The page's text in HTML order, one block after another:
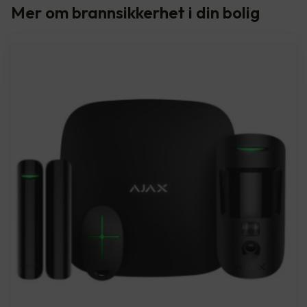
Mer om brannsikkerhet i din bolig